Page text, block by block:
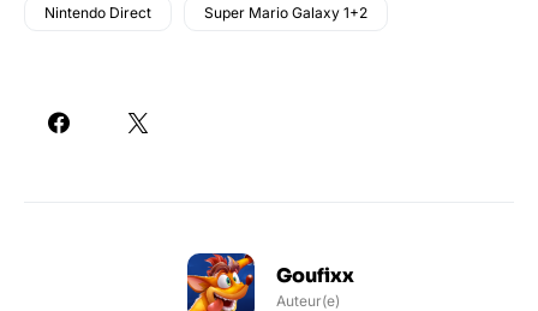
Nintendo Direct Super Mario Galaxy 1+2
Goufixx
Auteur(e)